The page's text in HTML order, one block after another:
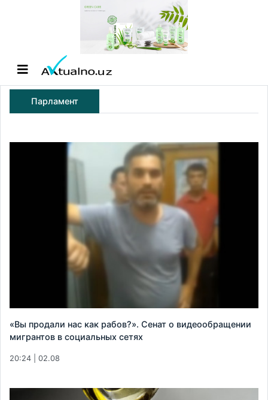
Парламент
«Вы продали нас как рабов?». Сенат о видеообращении
мигрантов в социальных сетях
20:24 | 02.08